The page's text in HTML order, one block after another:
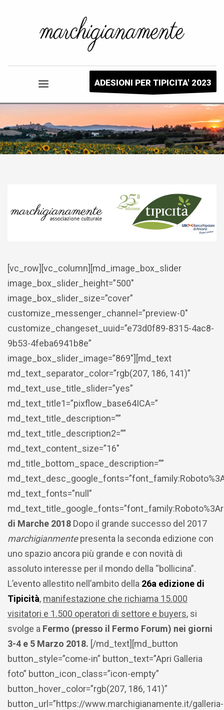
ADESIONI PER TIPICITA' 2023
[vc_row][vc_column][md_image_box_slider
image_box_slider_height=”500″
image_box_slider_size=”cover”
customize_messenger_channel=”preview-0″
customize_changeset_uuid=”e73d0f89-8315-4ac8-
9b53-4feba6941b8e”
image_box_slider_image=”869″][md_text
md_text_separator_color=”rgb(207, 186, 141)”
md_text_use_title_slider=”yes”
md_text_title1=”pixflow_base64ICA=”
md_text_title_description=””
md_text_title_description2=””
md_text_content_size=”16″
md_title_bottom_space_description=””
md_text_fonts=”null”
di Marche 2018 Dopo il grande successo del 2017
marchigianmentepresenta la seconda edizione con
uno spazio ancora più grande e con novità di
assoluto interesse per il mondo della “bollicina”.
L’evento allestito nell’ambito della 26a edizione di
Tipicità, manifestazione che richiama 15.000
visitatori e 1.500 operatori di settore e buyers, si
svolge a Fermo (presso il Fermo Forum) nei giorni
3-4 e 5 Marzo 2018. [/md_text][md_button
button_style=”come-in” button_text=”Apri Galleria
foto” button_icon_class=”icon-empty”
button_hover_color=”rgb(207, 186, 141)”
button_url=”https://www.marchigianamente.it/galleria-